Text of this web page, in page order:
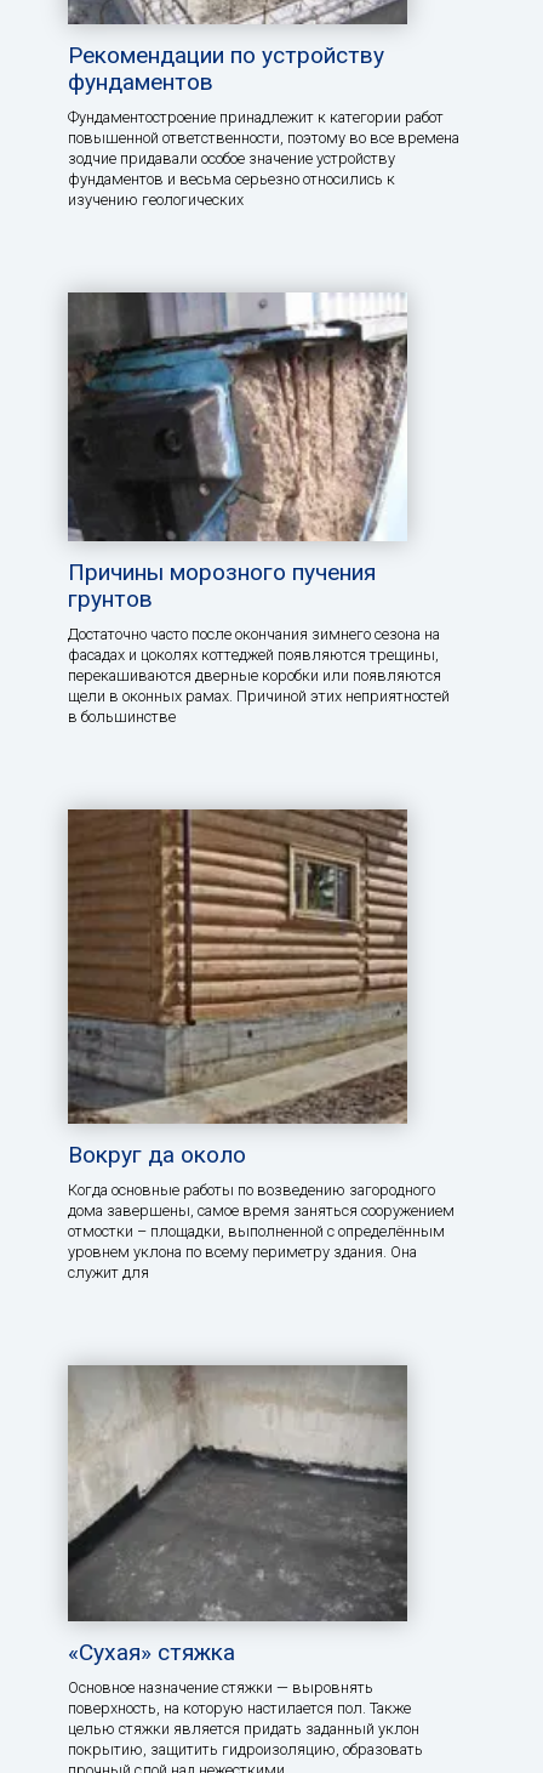
Рекомендации по устройству
фундаментов
Фундаментостроение принадлежит к категории работ
повышенной ответственности, поэтому во все времена
зодчие придавали особое значение устройству
фундаментов и весьма серьезно относились к
изучению геологических
Причины морозного пучения
грунтов
Достаточно часто после окончания зимнего сезона на
фасадах и цоколях коттеджей появляются трещины,
перекашиваются дверные коробки или появляются
щели в оконных рамах. Причиной этих неприятностей
в большинстве
Вокруг да около
Когда основные работы по возведению загородного
дома завершены, самое время заняться сооружением
отмостки – площадки, выполненной с определённым
уровнем уклона по всему периметру здания. Она
служит для
«Сухая» стяжка
Основное назначение стяжки — выровнять
поверхность, на которую настилается пол. Также
целью стяжки является придать заданный уклон
покрытию, защитить гидроизоляцию, образовать